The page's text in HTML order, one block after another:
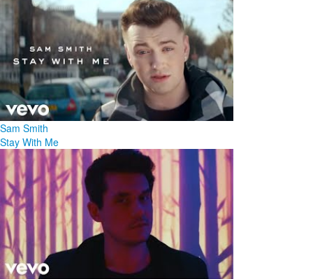
Sam Smith
Stay With Me